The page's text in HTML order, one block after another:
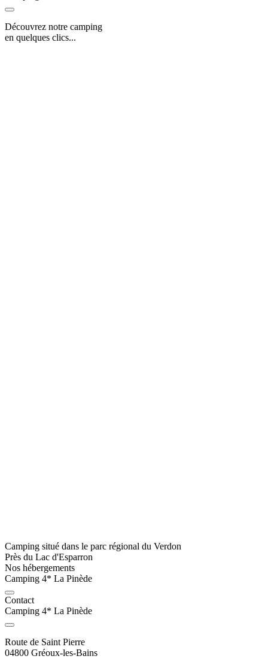
Découvrez notre camping
en quelques clics...
Camping situé dans le parc régional du Verdon
Près du Lac d'Esparron
Nos hébergements
Camping 4* La Pinède
Contact
Camping 4* La Pinède
Route de Saint Pierre
04800 Gréoux-les-Bains